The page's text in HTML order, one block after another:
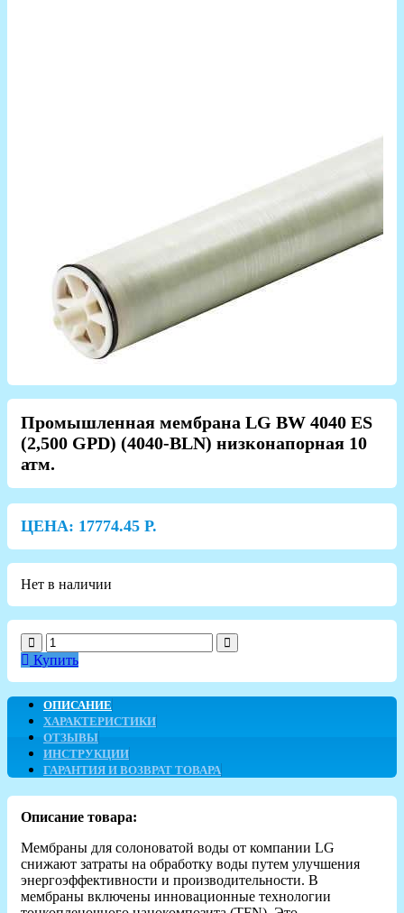
Промышленная мембрана LG BW 4040 ES
(2,500 GPD) (4040-BLN) низконапорная 10
атм.
ЦЕНА: 17774.45 Р.
Нет в наличии
Купить
ОПИСАНИЕ
ХАРАКТЕРИСТИКИ
ОТЗЫВЫ
ИНСТРУКЦИИ
ГАРАНТИЯ И ВОЗВРАТ ТОВАРА
Описание товара:
Мембраны для солоноватой воды от компании LG
снижают затраты на обработку воды путем улучшения
энергоэффективности и производительности. В
мембраны включены инновационные технологии